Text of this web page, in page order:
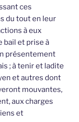
ces
du tout en leur
à eux
bail et prise à
présentement
; à tenir et ladite
et autres dont
mouvantes,
aux charges
et